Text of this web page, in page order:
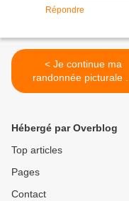
Répondre
< Je continue ma
randonnée picturale ...
Hébergé par Overblog
Top articles
Pages
Contact